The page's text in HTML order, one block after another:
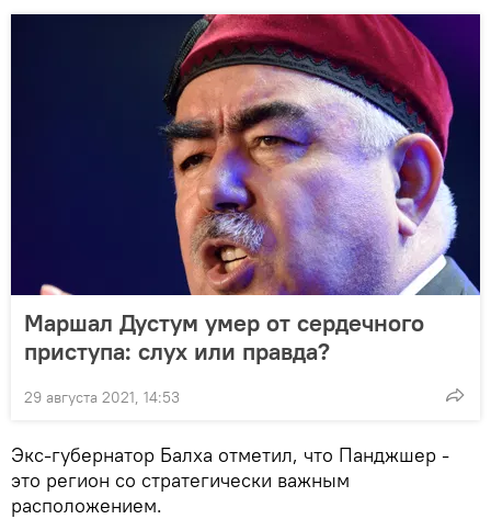
Маршал Дустум умер от сердечного
приступа: слух или правда?
29 августа 2021, 14:53
Экс-губернатор Балха отметил, что Панджшер -
это регион со стратегически важным
расположением.